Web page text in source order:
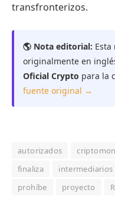
transfronterizos.
🌎 Nota editorial:
originalmente en
Oficial Crypto para la
fuente original →
autorizados
finaliza
intermediarios
prohíbe
proyecto